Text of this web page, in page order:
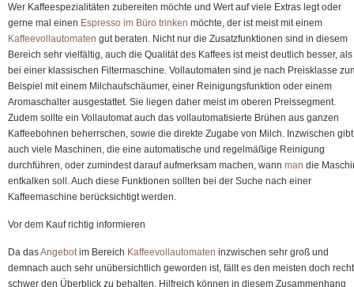
Wer Kaffeespezialitäten zubereiten möchte und Wert auf viele Extras legt oder
gerne mal einen Espresso im Büro trinken möchte, der ist meist mit einem
Kaffeevollautomaten gut beraten. Nicht nur die Zusatzfunktionen sind in diesem
Bereich sehr vielfältig, auch die Qualität des Kaffees ist meist deutlich besser, als
bei einer klassischen Filtermaschine. Vollautomaten sind je nach Preisklasse
Beispiel mit einem Milchaufschäumer, einer Reinigungsfunktion oder einem
Aromaschalter ausgestattet. Sie liegen daher meist im oberen Preissegment.
Zudem sollte ein Vollautomat auch das vollautomatisierte Brühen aus ganzen
Kaffeebohnen beherrschen, sowie die direkte Zugabe von Milch. Inzwischen
auch viele Maschinen, die eine automatische und regelmäßige Reinigung
durchführen, oder zumindest darauf aufmerksam machen, wann man die
entkalken soll. Auch diese Funktionen sollten bei der Suche nach einer
Kaffeemaschine berücksichtigt werden.
Vor dem Kauf richtig informieren
Da dasAngebot im Bereich Kaffeevollautomaten inzwischen sehr groß und
demnach auch sehr unübersichtlich geworden ist, fällt es den meisten doch recht
schwer den Überblick zu behalten. Hilfreich können in diesem Zusammenhang